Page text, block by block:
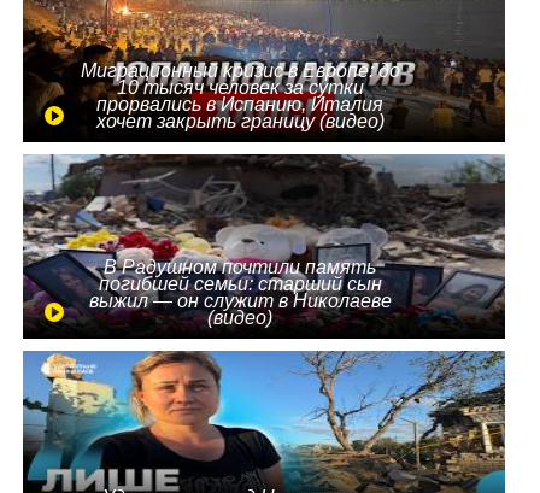
Миграционный кризис в Европе: до
10 тысяч человек за сутки
прорвались в Испанию, Италия
хочет закрыть границу (видео)
В Радушном почтили память
погибшей семьи: старший сын
выжил — он служит в Николаеве
(видео)